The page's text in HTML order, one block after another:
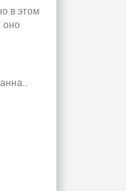
в этом
оно